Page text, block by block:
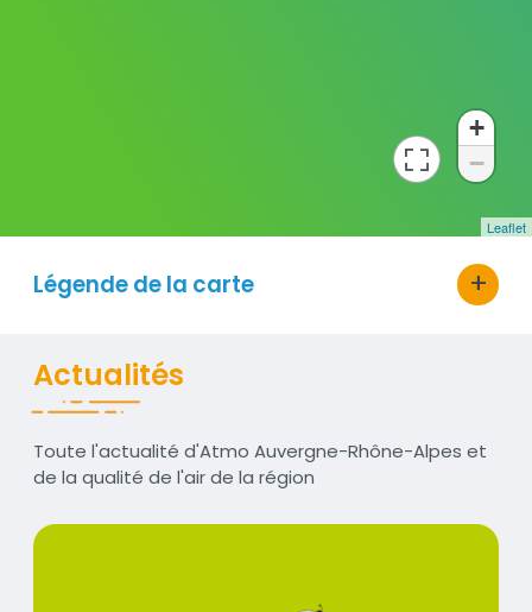
+
−
Leaflet
bouton d'actions
Légende de la carte
Actualités
Accroche
Toute l'actualité d'Atmo Auvergne-Rhône-Alpes et
de la qualité de l'air de la région
Parlons pollen #3 : L'ambroisie arrive !